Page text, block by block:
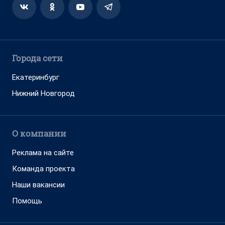
Города сети
Екатеринбург
Нижний Новгород
О компании
Реклама на сайте
Команда проекта
Наши вакансии
Помощь